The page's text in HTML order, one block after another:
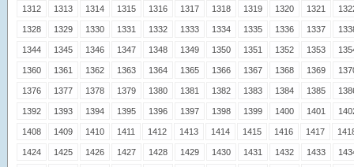
1312 1313 1314 1315 1316 1317 1318 1319 1320 1321
1328 1329 1330 1331 1332 1333 1334 1335 1336 1337
1344 1345 1346 1347 1348 1349 1350 1351 1352 1353
1360 1361 1362 1363 1364 1365 1366 1367 1368 1369
1376 1377 1378 1379 1380 1381 1382 1383 1384 1385
1392 1393 1394 1395 1396 1397 1398 1399 1400 1401
1408 1409 1410 1411 1412 1413 1414 1415 1416 1417
1424 1425 1426 1427 1428 1429 1430 1431 1432 1433